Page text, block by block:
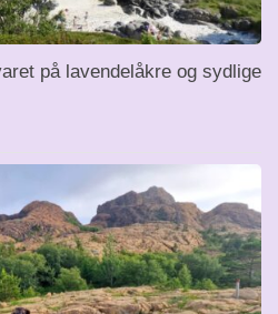
på lavendelåkre og sydlige